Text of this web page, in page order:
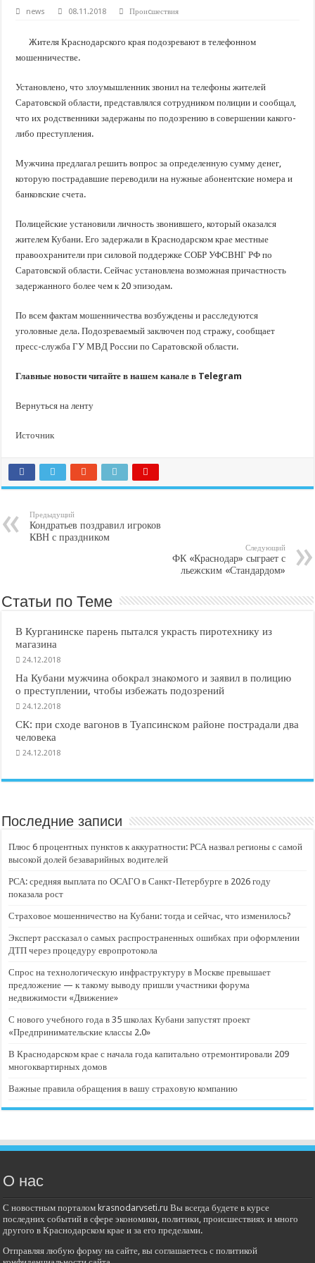
В городах и районах Кубани отметили День России
news 08.11.2018 Проиcшествия
Жителя Краснодарского края подозревают в телефонном
мошенничестве.
Установлено, что злоумышленник звонил на телефоны жителей
Саратовской области, представлялся сотрудником полиции и сообщал,
что их родственники задержаны по подозрению в совершении какого-
либо преступления.
Мужчина предлагал решить вопрос за определенную сумму денег,
которую пострадавшие переводили на нужные абонентские номера и
банковские счета.
Полицейские установили личность звонившего, который оказался
жителем Кубани. Его задержали в Краснодарском крае местные
правоохранители при силовой поддержке СОБР УФСВНГ РФ по
Саратовской области. Сейчас установлена возможная причастность
задержанного более чем к 20 эпизодам.
По всем фактам мошенничества возбуждены и расследуются
уголовные дела. Подозреваемый заключен под стражу, сообщает
пресс-служба ГУ МВД России по Саратовской области.
Главные новости читайте в нашем канале в Telegram
Вернуться на ленту
Источник
Предыдущий
Кондратьев поздравил игроков
КВН с праздником
Следующий
ФК «Краснодар» сыграет с
льежским «Стандардом»
Статьи по Теме
В Курганинске парень пытался украсть пиротехнику из
магазина
24.12.2018
На Кубани мужчина обокрал знакомого и заявил в полицию
о преступлении, чтобы избежать подозрений
24.12.2018
СК: при сходе вагонов в Туапсинском районе пострадали два
человека
24.12.2018
Последние записи
Плюс 6 процентных пунктов к аккуратности: РСА назвал регионы с самой
высокой долей безаварийных водителей
РСА: средняя выплата по ОСАГО в Санкт-Петербурге в 2026 году
показала рост
Страховое мошенничество на Кубани: тогда и сейчас, что изменилось?
Эксперт рассказал о самых распространенных ошибках при оформлении
ДТП через процедуру европротокола
Спрос на технологическую инфраструктуру в Москве превышает
предложение — к такому выводу пришли участники форума
недвижимости «Движение»
С нового учебного года в 35 школах Кубани запустят проект
«Предпринимательские классы 2.0»
В Краснодарском крае с начала года капитально отремонтировали 209
многоквартирных домов
Важные правила обращения в вашу страховую компанию
О нас
С новостным порталом krasnodarvseti.ru Вы всегда будете в курсе
последних событий в сфере экономики, политики, происшествиях и много
другого в Краснодарском крае и за его пределами.
Отправляя любую форму на сайте, вы соглашаетесь с политикой